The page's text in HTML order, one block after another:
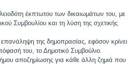
έκπτωτου των δικαιωμάτων του, με
Συμβουλίου και τη λύση της σχετικής
της δημοπρασίας, εφόσον κρίνει
του, το Δημοτικό Συμβούλιο.
αποζημίωσης για κάθε άλλη ζημιά που